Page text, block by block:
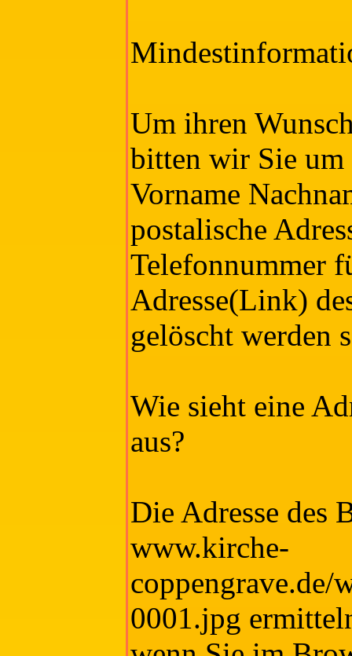
Um ihren
bitten wir Sie um
Vorname
postalische
Telefonnummer
Adresse(Link)
gelöscht werden
Wie sieht eine
aus?
Die Adresse des
www.kirche-
0001.jpg